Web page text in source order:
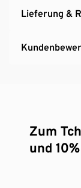
Lieferung &
Zum
und